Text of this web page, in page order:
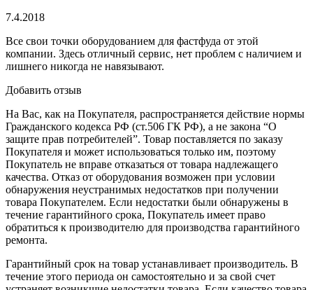
7.4.2018
Все свои точки оборудованием для фастфуда от этой
компании. Здесь отличный сервис, нет проблем с наличием и
лишнего никогда не навязывают.
Добавить отзыв
На Вас, как на Покупателя, распространяется действие нормы
Гражданского кодекса РФ (ст.506 ГК РФ), а не закона “О
защите прав потребителей”. Товар поставляется по заказу
Покупателя и может использоваться только им, поэтому
Покупатель не вправе отказаться от товара надлежащего
качества. Отказ от оборудования возможен при условии
обнаружения неустранимых недостатков при получении
товара Покупателем. Если недостатки были обнаружены в
течение гарантийного срока, Покупатель имеет право
обратиться к производителю для производства гарантийного
ремонта.
Гарантийный срок на товар устанавливает производитель. В
течение этого периода он самостоятельно и за свой счет